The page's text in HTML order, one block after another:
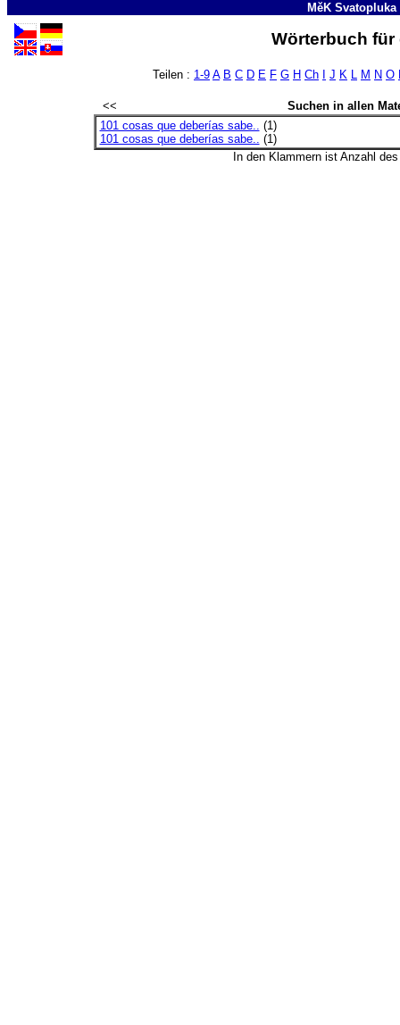
MěK
Wörterbuch
Teilen : 1-9 A B C D E F G H Ch J K L M N O
<<
Suchen in allen
101 cosas que deberías sabe.. (1)
101 cosas que deberías sabe.. (1)
In den Klammern ist Anzahl